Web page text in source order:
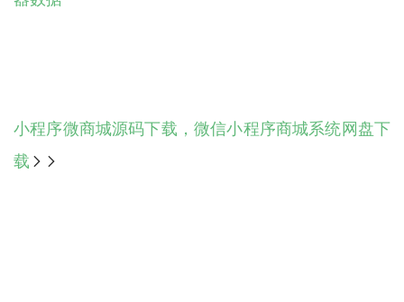
小程序微商城源码下载，微信小程序商城系统网盘下
载 